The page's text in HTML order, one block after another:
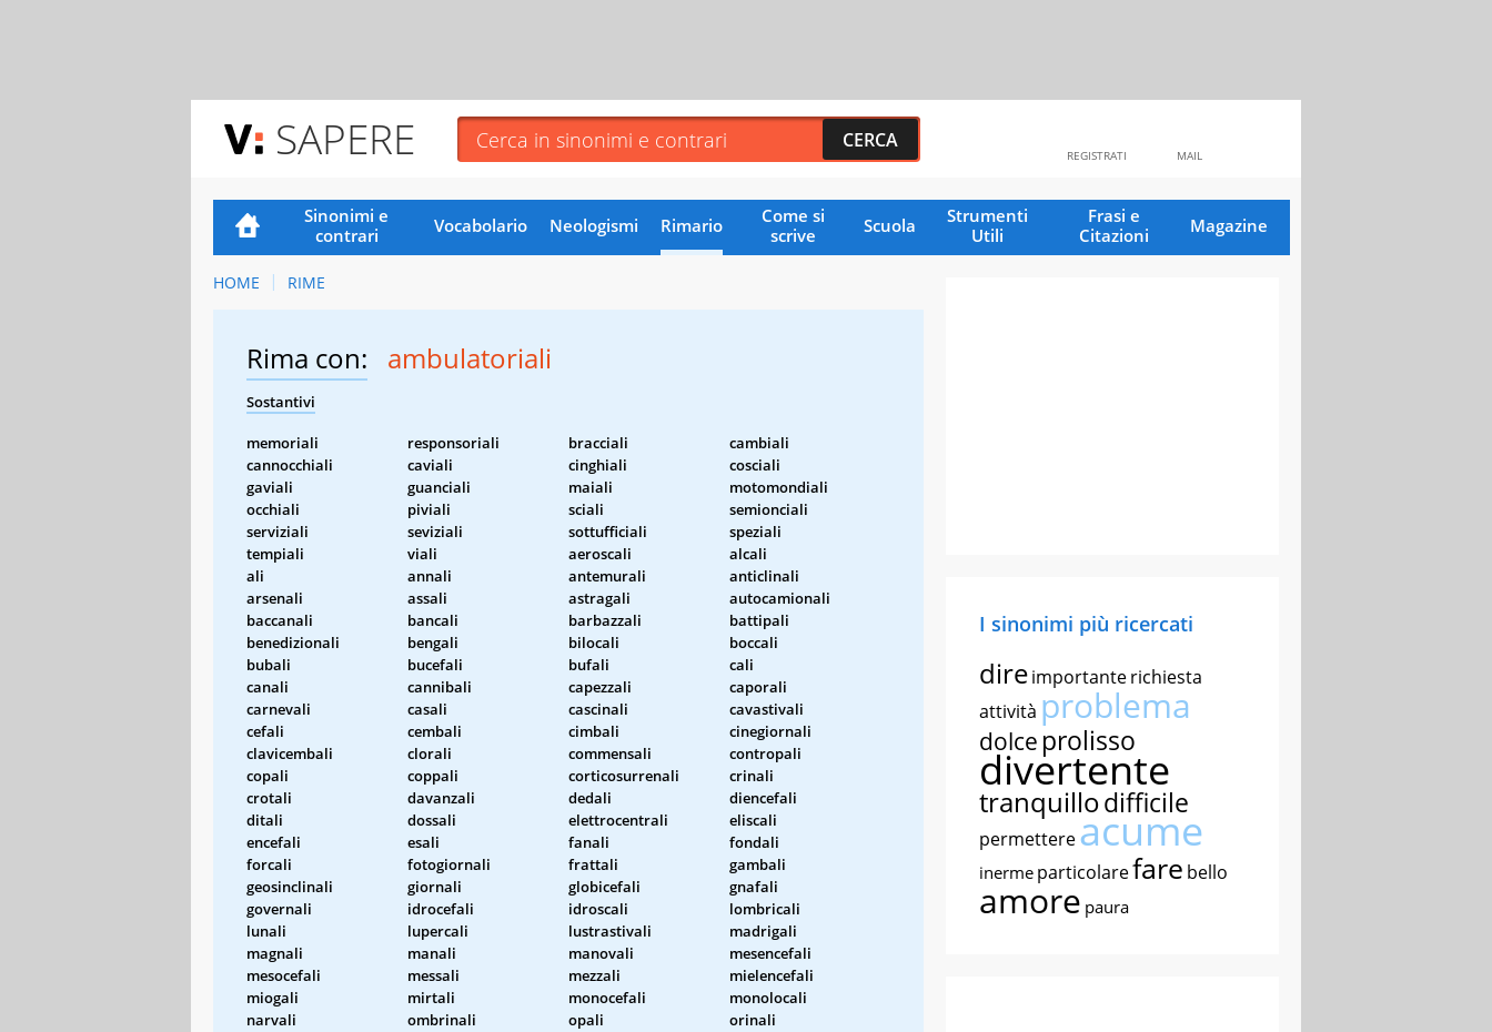
SAPERE MAIL
REGISTRATI
Sinonimi e
contrari
Vocabolario Neologismi Rimario
Come si
scrive
Scuola
Strumenti
Utili
Frasi e
Citazioni
Magazine
HOME RIME
Rima con: ambulatoriali
Sostantivi
memoriali responsoriali bracciali
cambiali
cannocchiali
caviali cinghiali
cosciali
gaviali
guanciali maiali
motomondiali
occhiali
piviali sciali
semionciali
serviziali
seviziali sottufficiali
speziali
tempiali
viali aeroscali
alcali
ali
annali antemurali
anticlinali
arsenali
assali astragali
autocamionali
baccanali
bancali barbazzali
battipali
benedizionali
bengali bilocali
boccali
bubali
bucefali bufali
cali
canali
cannibali capezzali
caporali
carnevali
casali cascinali
cavastivali
cefali
cembali cimbali
cinegiornali
clavicembali
clorali commensali
contropali
copali
coppali corticosurrenali
crinali
crotali
davanzali dedali
diencefali
ditali
dossali elettrocentrali
eliscali
encefali
esali fanali
fondali
forcali
fotogiornali frattali
gambali
geosinclinali
giornali globicefali
gnafali
governali
idrocefali idroscali
lombricali
lunali
lupercali lustrastivali
madrigali
magnali
manali manovali
mesencefali
mesocefali
messali mezzali
mielencefali
miogali
mirtali monocefali
monolocali
narvali
ombrinali opali
orinali
I sinonimi più ricercati
direimportanterichiesta
attività problema
dolce prolisso
divertente
tranquillodifficile
permettereacume
inerme particolarefare bello
amore paura